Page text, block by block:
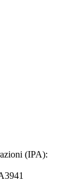
(IPA):